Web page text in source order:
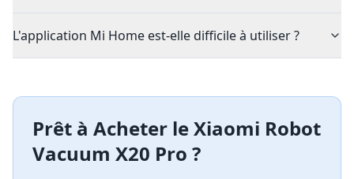
L'application Mi Home est-elle difficile à utiliser ?
Prêt à Acheter leXiaomi Robot
Vacuum X20 Pro ?